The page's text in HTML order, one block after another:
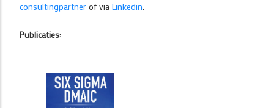
consultingpartner of via Linkedin.
Publicaties: